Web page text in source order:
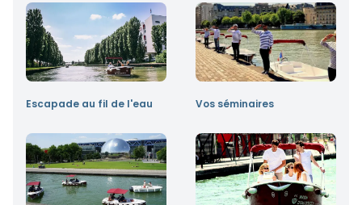
Escapade au fil de l'eau Vos séminaires